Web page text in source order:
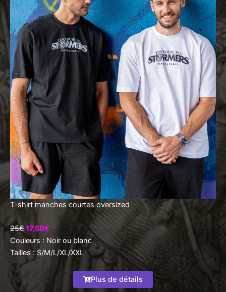
T-shirt manches courtes oversized
25€17,50€
Couleurs : Noir ou blanc
Tailles : S/M/L/XL/XXL
Plus de détails